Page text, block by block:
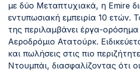
με δύο Μεταπτυχιακά, η Emire
εντυπωσιακή εμπειρία 10 ετών.
της περιλαμβάνει έργα-
Αεροδρόμιο Ατατούρκ.
και πωλήσεις στις πιο
Ντουμπάι, διασφαλίζοντας ότι